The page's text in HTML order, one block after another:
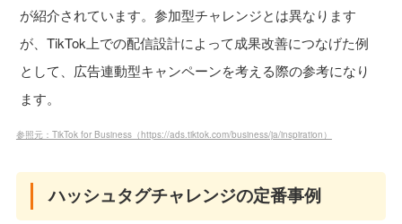
が紹介されています。参加型チャレンジとは異なります
が、TikTok上での配信設計によって成果改善につなげた例
として、広告連動型キャンペーンを考える際の参考になり
ます。
参照元：TikTok for Business（https://ads.tiktok.com/business/ja/inspiration）
ハッシュタグチャレンジの定番事例